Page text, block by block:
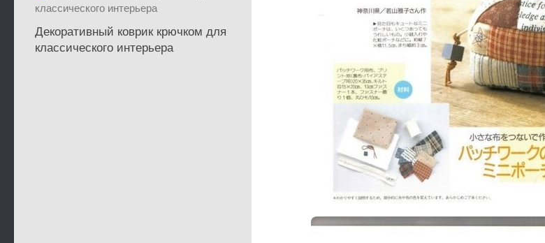
Декоративный коврик крючком для
классического интерьера